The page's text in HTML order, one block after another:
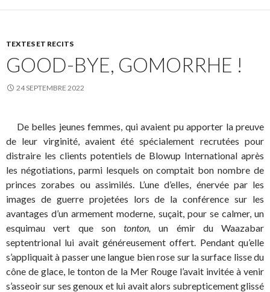
TEXTES ET RECITS
GOOD-BYE, GOMORRHE !
24 SEPTEMBRE 2022
De belles jeunes femmes, qui avaient pu apporter la preuve
de leur virginité, avaient été spécialement recrutées pour
distraire les clients potentiels de Blowup International après
les négotiations, parmi lesquels on comptait bon nombre de
princes zorabes ou assimilés. L’une d’elles, énervée par les
images de guerre projetées lors de la conférence sur les
avantages d’un armement moderne, suçait, pour se calmer, un
esquimau vert que son tonton,un émir du Waazabar
septentrional lui avait généreusement offert. Pendant qu’elle
s’appliquait à passer une langue bien rose sur la surface lisse du
cône de glace, le tonton de la Mer Rouge l’avait invitée à venir
s’asseoir sur ses genoux et lui avait alors subrepticement glissé